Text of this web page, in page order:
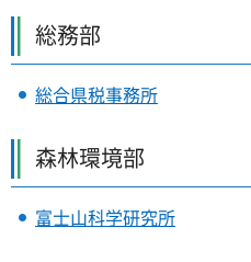
総務部
総合県税事務所
森林環境部
富士山科学研究所